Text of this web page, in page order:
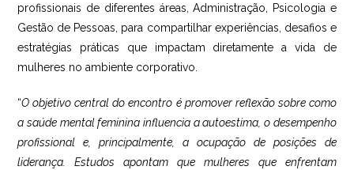
profissionais de diferentes áreas, Administração, Psicologia e
Gestão de Pessoas, para compartilhar experiências, desafios e
estratégias práticas que impactam diretamente a vida de
mulheres no ambiente corporativo.
“O objetivo central do encontro é promover reflexão sobre como
a saúde mental feminina influencia a autoestima, o desempenho
profissional e, principalmente, a ocupação de posições de
liderança. Estudos apontam que mulheres que enfrentam